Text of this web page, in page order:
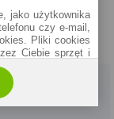
jako użytkownika
czy e-mail,
Pliki cookies
Ciebie sprzęt i
jest do
użytkownika. Bez
cookies mogą